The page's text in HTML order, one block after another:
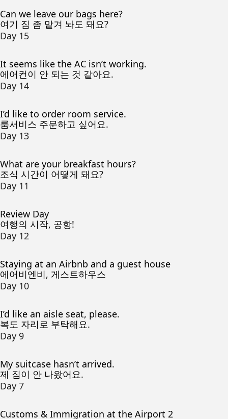
Can we leave our bags here?
여기 짐 좀 맡겨 놔도 돼요?
Day 15
It seems like the AC isn’t working.
에어컨이 안 되는 것 같아요.
Day 14
I’d like to order room service.
룸서비스 주문하고 싶어요.
Day 13
What are your breakfast hours?
조식 시간이 어떻게 돼요?
Day 11
Review Day
여행의 시작, 공항!
Day 12
Staying at an Airbnb and a guest house
에어비엔비, 게스트하우스
Day 10
I’d like an aisle seat, please.
복도 자리로 부탁해요.
Day 9
My suitcase hasn’t arrived.
제 짐이 안 나왔어요.
Day 7
Customs & Immigration at the Airport 2